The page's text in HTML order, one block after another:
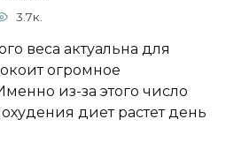
3.7к.
веса актуальна для
огромное
из-за этого число
диет растет день